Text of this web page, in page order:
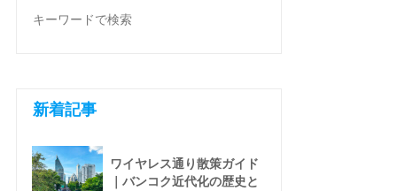
新着記事
ワイヤレス通り散策ガイド
｜バンコク近代化の歴史と